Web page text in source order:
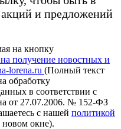
акций и предложений
на кнопку
на получение новостных и
lorena.ru (Полный текст
обработку
в соответствии с
от 27.07.2006. № 152-ФЗ
c нашей политикой
новом окне).